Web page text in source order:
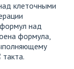
клеточными
над
формула,
такта.